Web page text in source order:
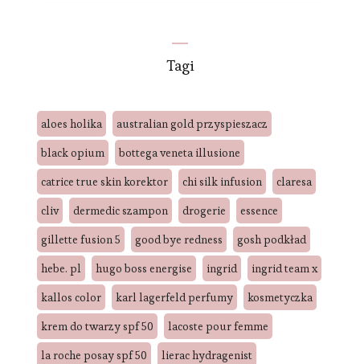
Tagi
aloes holika
australian gold przyspieszacz
black opium
bottega veneta illusione
catrice true skin korektor
chi silk infusion
claresa
cliv
dermedic szampon drogerie
essence
gillette fusion 5
good bye redness
gosh podkład
hebe. pl
hugo boss energise ingrid
ingrid team x
kallos color
karl lagerfeld perfumy
kosmetyczka
krem do twarzy spf 50
lacoste pour femme
la roche posay spf 50
lierac hydragenist